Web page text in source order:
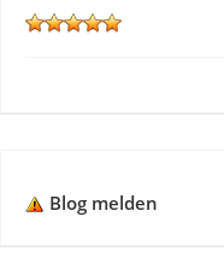
Blog melden